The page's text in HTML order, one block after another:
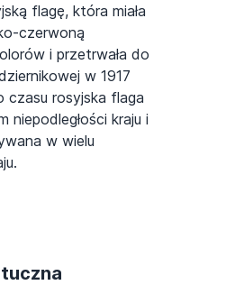
flagę, która miała
czerwoną
i przetrwała do
w 1917
czasu rosyjska flaga
niepodległości kraju i
w wielu